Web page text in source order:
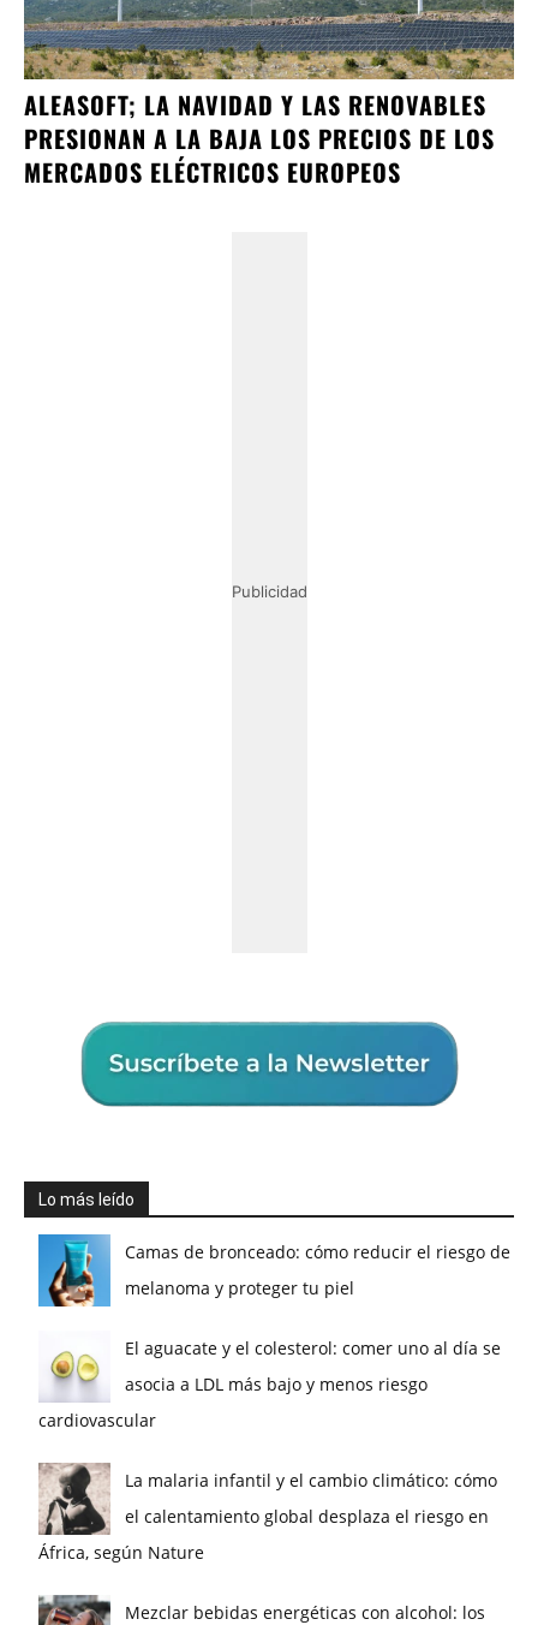
ALEASOFT; LA NAVIDAD Y LAS RENOVABLES
PRESIONAN A LA BAJA LOS PRECIOS DE LOS
MERCADOS ELÉCTRICOS EUROPEOS
Publicidad
Lo más leído
Camas de bronceado: cómo reducir el riesgo de
melanoma y proteger tu piel
El aguacate y el colesterol: comer uno al día se
asocia a LDL más bajo y menos riesgo
cardiovascular
La malaria infantil y el cambio climático: cómo
el calentamiento global desplaza el riesgo en
África, según Nature
Mezclar bebidas energéticas con alcohol: los